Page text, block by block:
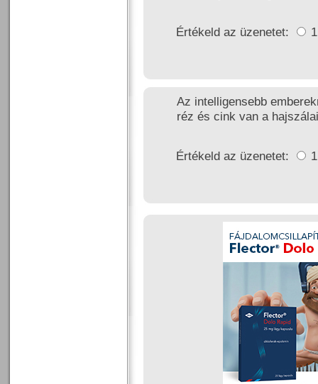
Értékeld az üzenetet:
Az intelligensebb
réz és cink van a
Értékeld az üzenetet: